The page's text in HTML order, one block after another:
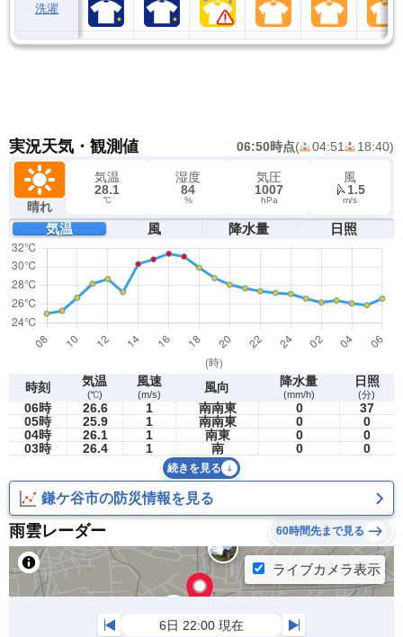
洗濯
実況天気・観測値 06:50時点( 04:51 18:40)
晴れ
気温
28.1
℃
湿度
84
%
気圧
1007
hPa
風
1.5
m/s
気温 風 降水量 日照
時刻 気温
(℃)
風速
(m/s) 風向 降水量
(mm/h)
日照
(分)
06時 26.6 1 南南東 0
37
05時
25.9 1 南南東 0
0
04時
26.1 1 南東 0
0
03時
26.4 1 南 0 0
続きを見る
鎌ケ谷市の防災情報を見る
雨雲レーダー 60時間先まで見る